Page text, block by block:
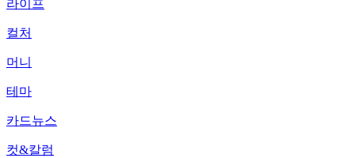
라이프
컬처
머니
테마
카드뉴스
컷&칼럼